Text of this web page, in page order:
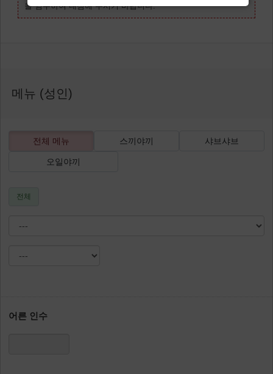
을 엄수하여 내점해 주시기 바랍니다.
메뉴 (성인)
전체 메뉴 스끼야끼 샤브샤브
오일야끼
전체
어른 인수